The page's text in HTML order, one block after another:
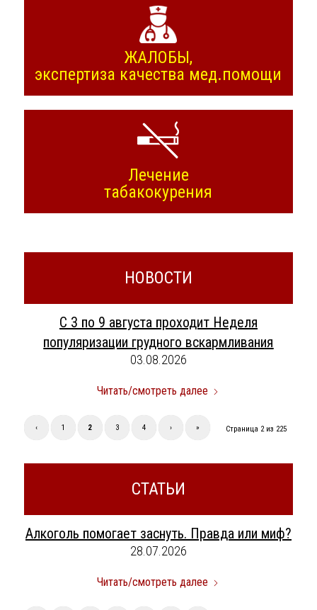
ЖАЛОБЫ,
экспертиза качества мед.помощи
Лечение
табакокурения
НОВОСТИ
С 3 по 9 августа проходит Неделя
популяризации грудного вскармливания
03.08.2026
Читать/смотреть далее
Страница 2 из 225
‹ 1 2 3 4 › »
СТАТЬИ
Алкоголь помогает заснуть. Правда или миф?
28.07.2026
Читать/смотреть далее